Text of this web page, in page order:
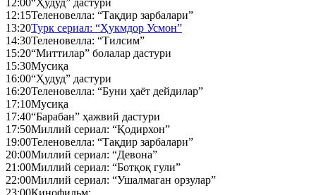
12:00“Ҳудуд” дастури
12:15Теленовелла: “Тақдир зарбалари”
13:20Турк сериал: “Ҳукмдор Усмон”
14:30Теленовелла: “Тилсим”
15:20“Миттилар” болалар дастури
15:30Мусиқа
16:00“Ҳудуд” дастури
16:20Теленовелла: “Буни ҳаёт дейдилар”
17:10Мусиқа
17:40“Барабан” ҳажвий дастури
17:50Миллий сериал: “Қодирхон”
19:00Теленовелла: “Тақдир зарбалари”
20:00Миллий сериал: “Девона”
21:00Миллий сериал: “Ботқоқ гули”
22:00Миллий сериал: “Ушалмаган орзулар”